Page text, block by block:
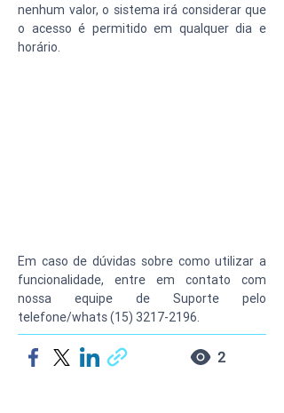
nenhum valor, o sistema irá considerar que
o acesso é permitido em qualquer dia e
horário.
Em caso de dúvidas sobre como utilizar a
funcionalidade, entre em contato com
nossa equipe de Suporte pelo
telefone/whats (15) 3217-2196.
2